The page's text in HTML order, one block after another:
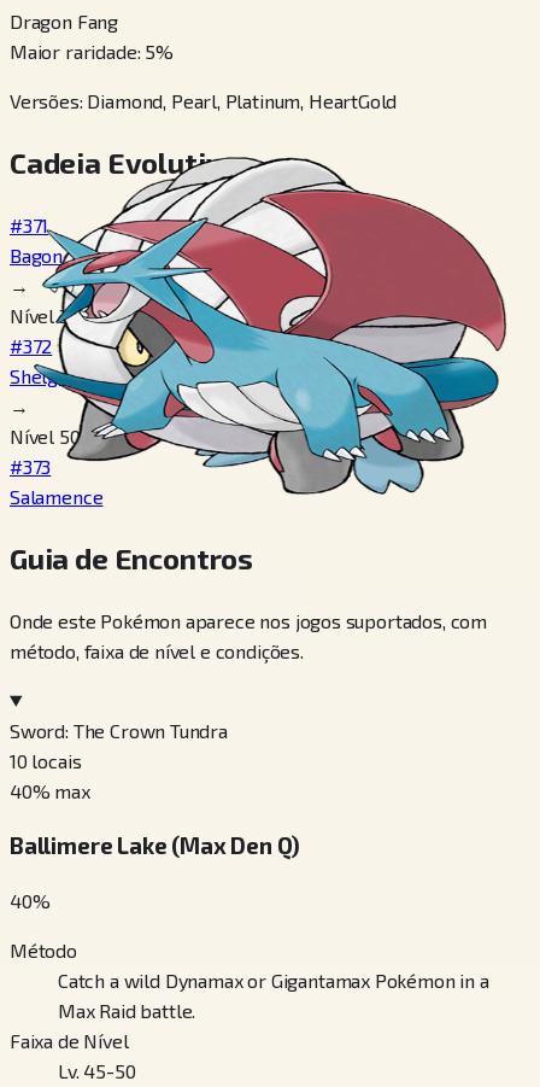
Dragon Fang
Maior raridade: 5%
Versões: Diamond, Pearl, Platinum, HeartGold
Cadeia Evolutiva
#371
Bagon
→
Nível 30
#372
Shelgon
→
Nível 50
#373
Salamence
Guia de Encontros
Onde este Pokémon aparece nos jogos suportados, com
método, faixa de nível e condições.
Sword: The Crown Tundra
10 locais
40% max
Ballimere Lake (Max Den Q)
40%
Método
Catch a wild Dynamax or Gigantamax Pokémon in a
Max Raid battle.
Faixa de Nível
Lv. 45-50